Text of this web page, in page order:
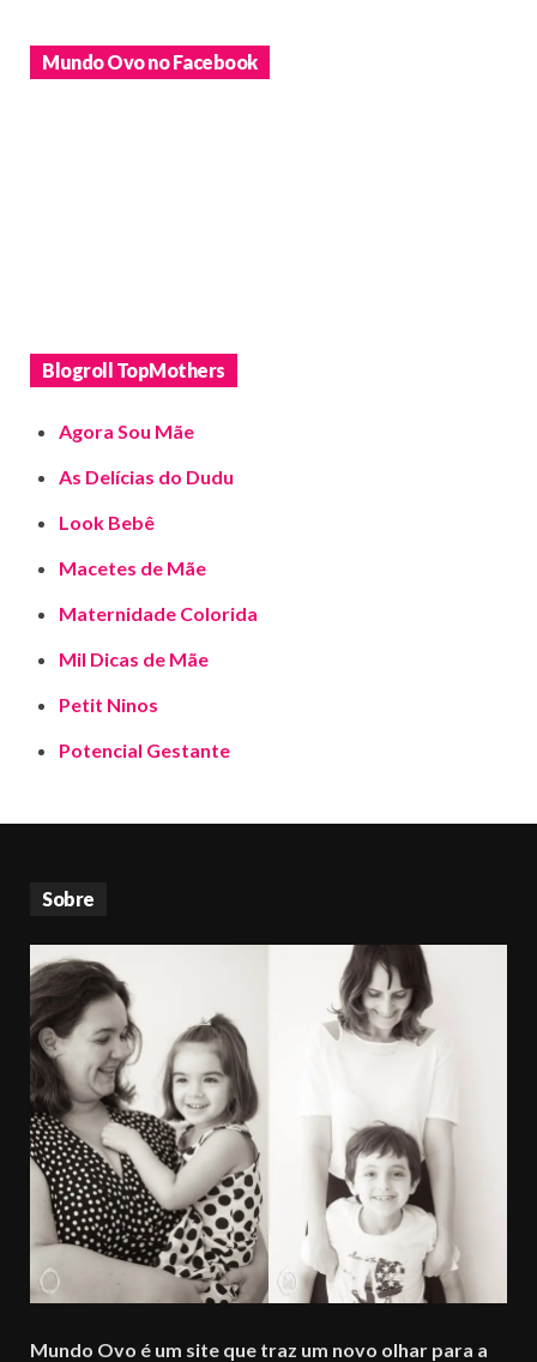
Mundo Ovo no Facebook
Blogroll TopMothers
Agora Sou Mãe
As Delícias do Dudu
Look Bebê
Macetes de Mãe
Maternidade Colorida
Mil Dicas de Mãe
Petit Ninos
Potencial Gestante
Sobre
Mundo Ovo é um site que traz um novo olhar para a